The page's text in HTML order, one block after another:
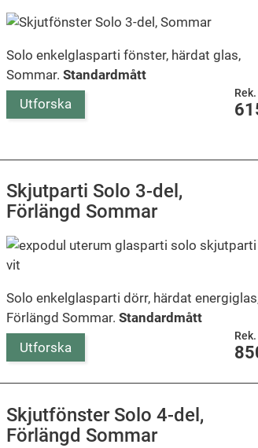
Solo enkelglasparti fönster, härdat glas,
Sommar.Standardmått
Utforska
Skjutparti Solo 3-del,
Förlängd Sommar
Solo enkelglasparti dörr, härdat
Förlängd Sommar. Standardmått
Utforska
Skjutfönster Solo 4-del,
Förlängd Sommar